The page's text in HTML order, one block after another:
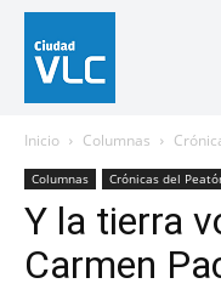
Inicio Columnas
Columnas Crónicas del
Y la tierra
Carmen